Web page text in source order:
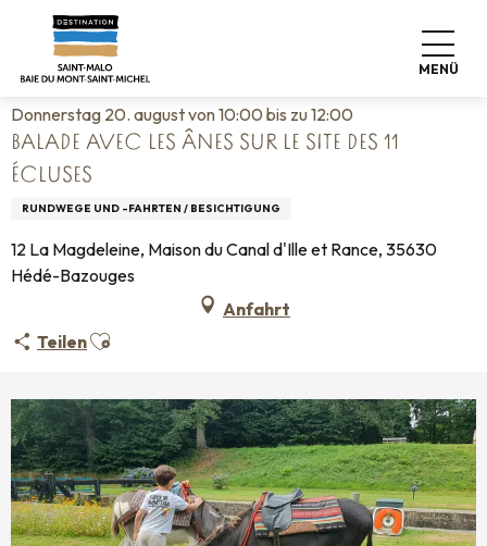
contenu
MENÜ
Startseite
Veranstaltungskalender
Balade avec les ânes sur le site des 11 écluses
Donnerstag 20. august von 10:00 bis zu 12:00
BALADE AVEC LES ÂNES SUR LE SITE DES 11
ÉCLUSES
RUNDWEGE UND -FAHRTEN / BESICHTIGUNG
12 La Magdeleine, Maison du Canal d'Ille et Rance, 35630
Hédé-Bazouges
Anfahrt
TeilenAjouter aux favoris